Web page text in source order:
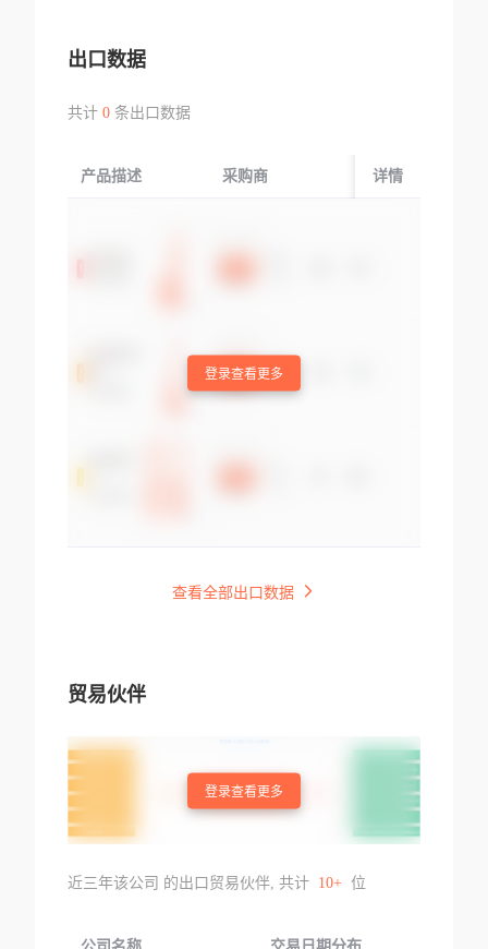
出口数据
共计 0条出口数据
产品描述 采购商 起运国/地区
详情
登录查看更多
查看全部出口数据
贸易伙伴
登录查看更多
近三年该公司 的出口贸易伙伴, 共计 10+ 位